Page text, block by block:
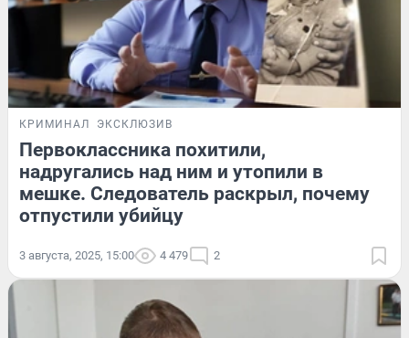
КРИМИНАЛ ЭКСКЛЮЗИВ
Первоклассника похитили,
надругались над ним и утопили в
мешке. Следователь раскрыл, почему
отпустили убийцу
3 августа, 2025, 15:00 4 479 2